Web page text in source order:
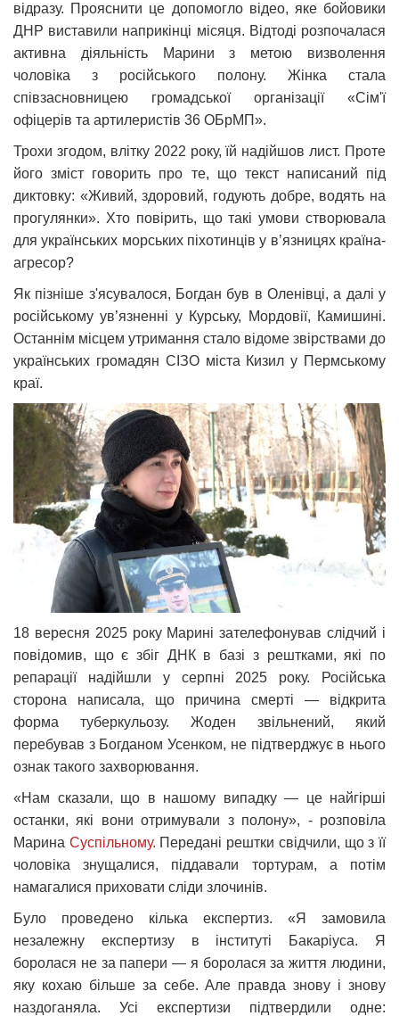
відразу. Прояснити це допомогло відео, яке бойовики
ДНР виставили наприкінці місяця. Відтоді розпочалася
активна діяльність Марини з метою визволення
чоловіка з російського полону. Жінка стала
співзасновницею громадської організації «Сім'ї
офіцерів та артилеристів 36 ОБрМП».
Трохи згодом, влітку 2022 року, їй надійшов лист. Проте
його зміст говорить про те, що текст написаний під
диктовку: «Живий, здоровий, годують добре, водять на
прогулянки». Хто повірить, що такі умови створювала
для українських морських піхотинців у в’язницях країна-
агресор?
Як пізніше з'ясувалося, Богдан був в Оленівці, а далі у
російському ув’язненні у Курську, Мордовії, Камишині.
Останнім місцем утримання стало відоме звірствами до
українських громадян СІЗО міста Кизил у Пермському
краї.
18 вересня 2025 року Марині зателефонував слідчий і
повідомив, що є збіг ДНК в базі з рештками, які по
репарації надійшли у серпні 2025 року. Російська
сторона написала, що причина смерті — відкрита
форма туберкульозу. Жоден звільнений, який
перебував з Богданом Усенком, не підтверджує в нього
ознак такого захворювання.
«Нам сказали, що в нашому випадку — це найгірші
останки, які вони отримували з полону», - розповіла
Марина Суспільному. Передані рештки свідчили, що з її
чоловіка знущалися, піддавали тортурам, а потім
намагалися приховати сліди злочинів.
Було проведено кілька експертиз. «Я замовила
незалежну експертизу в інституті Бакаріуса. Я
боролася не за папери — я боролася за життя людини,
яку кохаю більше за себе. Але правда знову і знову
наздоганяла. Усі експертизи підтвердили одне: